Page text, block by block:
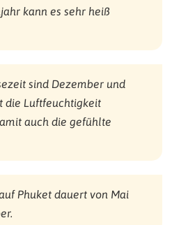
kann es sehr heiß
sind Dezember und
die Luftfeuchtigkeit
auch die gefühlte
Phuket dauert von Mai